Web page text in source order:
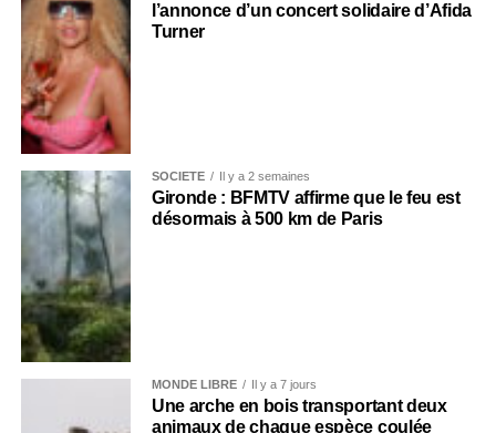
l’annonce d’un concert solidaire d’Afida
Turner
SOCIÉTÉ Il y a 2 semaines
Gironde : BFMTV affirme que le feu est
désormais à 500 km de Paris
MONDE LIBRE Il y a 7 jours
Une arche en bois transportant deux
animaux de chaque espèce coulée